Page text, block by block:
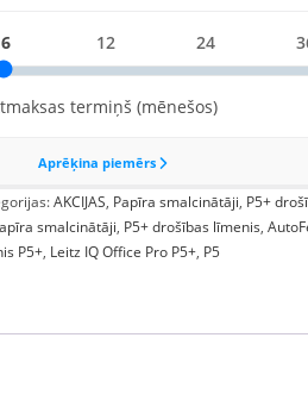
AKCIJAS, Papīra smalcinātāji, P5+
smalcinātāji, P5+ drošības līmenis,
P5+, Leitz IQ Office Pro P5+, P5